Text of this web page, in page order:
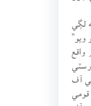
۾ تُرڪو شهر کي باهه لڳي
رکيو ويو”
آف
آف